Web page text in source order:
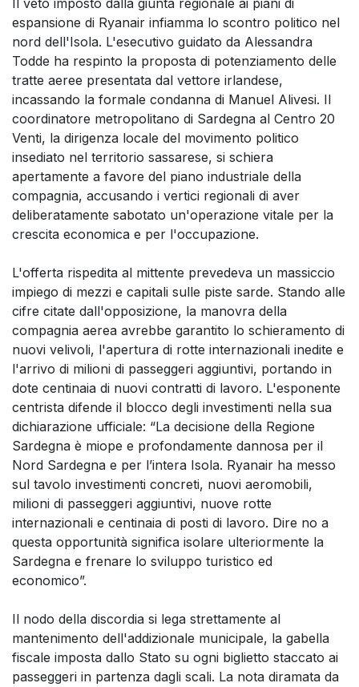
Il veto imposto dalla giunta regionale ai piani di
espansione di Ryanair infiamma lo scontro politico nel
nord dell'Isola. L'esecutivo guidato da Alessandra
Todde ha respinto la proposta di potenziamento delle
tratte aeree presentata dal vettore irlandese,
incassando la formale condanna di Manuel Alivesi. Il
coordinatore metropolitano di Sardegna al Centro 20
Venti, la dirigenza locale del movimento politico
insediato nel territorio sassarese, si schiera
apertamente a favore del piano industriale della
compagnia, accusando i vertici regionali di aver
deliberatamente sabotato un'operazione vitale per la
crescita economica e per l'occupazione.
L'offerta rispedita al mittente prevedeva un massiccio
impiego di mezzi e capitali sulle piste sarde. Stando alle
cifre citate dall'opposizione, la manovra della
compagnia aerea avrebbe garantito lo schieramento di
nuovi velivoli, l'apertura di rotte internazionali inedite e
l'arrivo di milioni di passeggeri aggiuntivi, portando in
dote centinaia di nuovi contratti di lavoro. L'esponente
centrista difende il blocco degli investimenti nella sua
dichiarazione ufficiale: “La decisione della Regione
Sardegna è miope e profondamente dannosa per il
Nord Sardegna e per l’intera Isola. Ryanair ha messo
sul tavolo investimenti concreti, nuovi aeromobili,
milioni di passeggeri aggiuntivi, nuove rotte
internazionali e centinaia di posti di lavoro. Dire no a
questa opportunità significa isolare ulteriormente la
Sardegna e frenare lo sviluppo turistico ed
economico”.
Il nodo della discordia si lega strettamente al
mantenimento dell'addizionale municipale, la gabella
fiscale imposta dallo Stato su ogni biglietto staccato ai
passeggeri in partenza dagli scali. La nota diramata da